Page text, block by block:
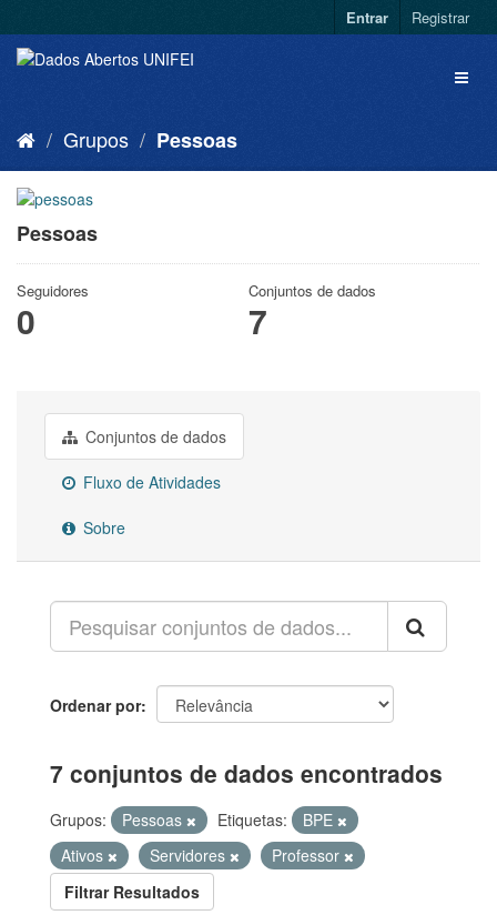
Entrar Registrar
Grupos Pessoas
Pessoas
Seguidores
0
Conjuntos de dados
7
Conjuntos de dados
Fluxo de Atividades
Sobre
Ordenar por
7 conjuntos de dados encontrados
Grupos: Pessoas Etiquetas:
BPE
Ativos
Servidores
Professor
Filtrar Resultados